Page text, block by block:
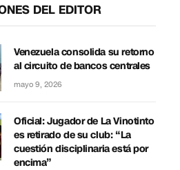
DEL EDITOR
Venezuela consolida su retorno
al circuito de bancos centrales
mayo 9, 2026
Oficial: Jugador de La Vinotinto
es retirado de su club: “La
cuestión disciplinaria está por
encima”